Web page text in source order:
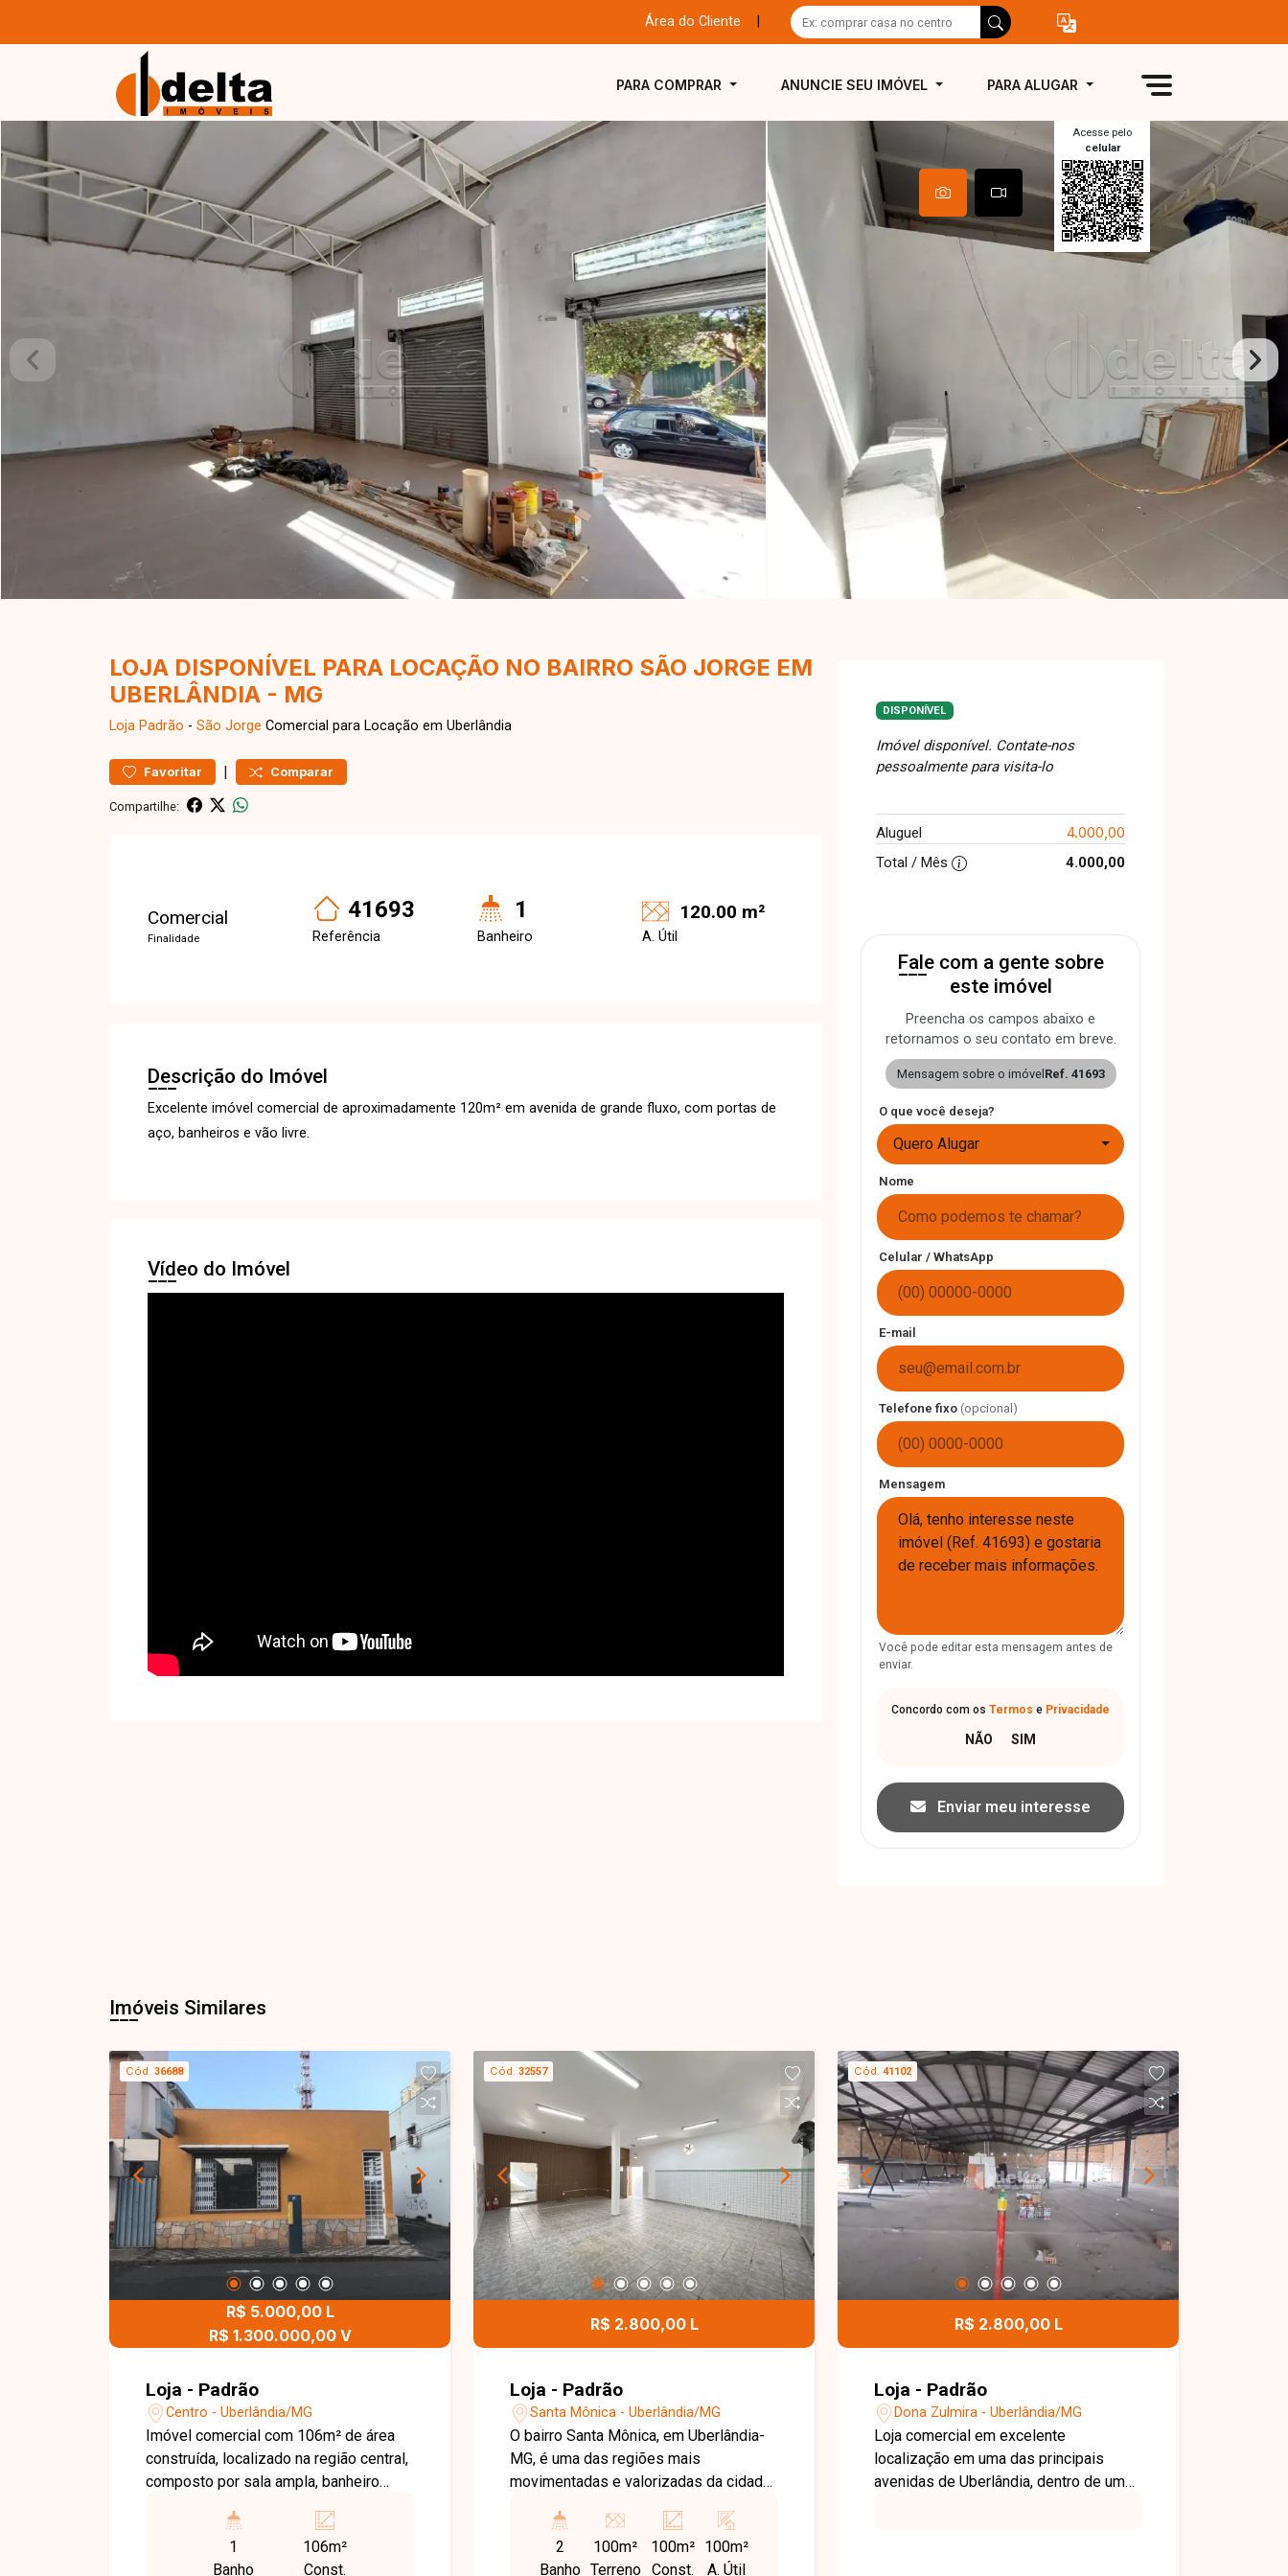
Área do Cliente
PARA COMPRAR ANUNCIE SEU IMÓVEL PARA ALUGAR
Acesse pelo
celular
LOJA DISPONÍVEL PARA LOCAÇÃO NO BAIRRO SÃO JORGE EM
UBERLÂNDIA - MG
Loja Padrão - São Jorge Comercial para Locação em Uberlândia
Favoritar | Comparar
Compartilhe:
Comercial
Finalidade
41693
Referência
1
Banheiro
120.00 m²
A. Útil
Descrição do Imóvel
Excelente imóvel comercial de aproximadamente 120m² em avenida de grande fluxo, com portas de
aço, banheiros e vão livre.
Vídeo do Imóvel
DISPONÍVEL
Imóvel disponível. Contate-nos
pessoalmente para visita-lo
Aluguel 4.000,00
Total / Mês 4.000,00
Fale com a gente sobre
este imóvel
Preencha os campos abaixo e
retornamos o seu contato em breve.
Mensagem sobre o imóvel Ref. 41693
O que você deseja?
Quero Alugar
Nome
Celular / WhatsApp
E-mail
Telefone fixo (opcional)
Mensagem
Você pode editar esta mensagem antes de
enviar.
Concordo com os Termos e Privacidade
Enviar meu interesse
Imóveis Similares
Cód. 36688
R$ 5.000,00 L
R$ 1.300.000,00 V
Loja - Padrão
Centro - Uberlândia/MG
Imóvel comercial com 106m² de área
construída, localizado na região central,
composto por sala ampla, banheiro
para diferentes tipos de atividade.
1
Banho
106m²
Const.
Cód. 32557
R$ 2.800,00 L
Loja - Padrão
Santa Mônica - Uberlândia/MG
O bairro Santa Mônica, em Uberlândia-
MG, é uma das regiões mais
movimentadas e valorizadas da cidade,
grande fluxo de pessoas e fácil acesso
às principais avenidas. Sua localização
2
Banho
100m²
Terreno
100m²
Const.
100m²
A. Útil
Cód. 41102
R$ 2.800,00 L
Loja - Padrão
Dona Zulmira - Uberlândia/MG
Loja comercial em excelente
localização em uma das principais
avenidas de Uberlândia, dentro de um